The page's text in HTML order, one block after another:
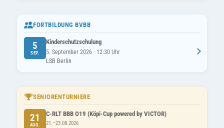
FORTBILDUNG BVBB
5
SEP.
Kinderschutzschulung
5. September 2026 · 12:30 Uhr
LSB Berlin
SENIORENTURNIERE
21
AUG.
C-RLT BBB O19 (Köpi-Cup powered by VICTOR)
21.–23.08.2026